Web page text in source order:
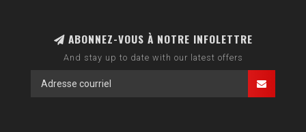
ABONNEZ-VOUS À NOTRE INFOLETTRE
And stay up to date with our latest offers